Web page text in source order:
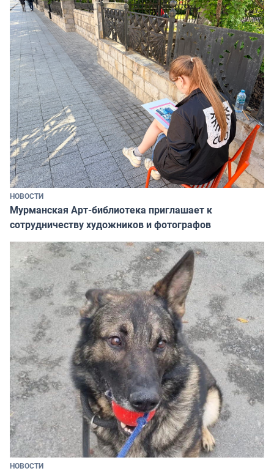
НОВОСТИ
Мурманская Арт-библиотека приглашает к
сотрудничеству художников и фотографов
НОВОСТИ